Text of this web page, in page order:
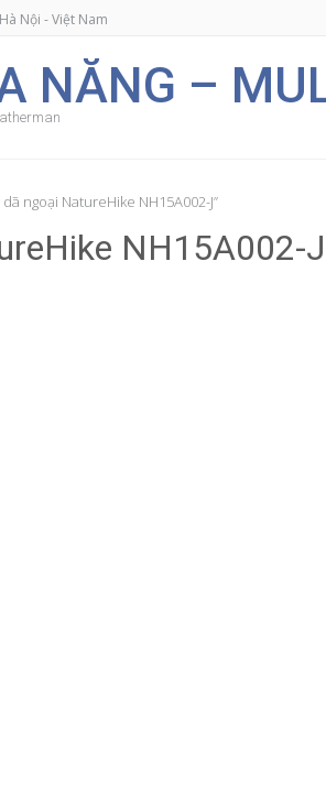
Nội - Việt Nam
NĂNG –
ngoại NatureHike NH15A002-J”
NH15A002-J